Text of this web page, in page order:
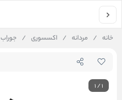
خانه / مردانه / اکسسوری / جوراب
1/1